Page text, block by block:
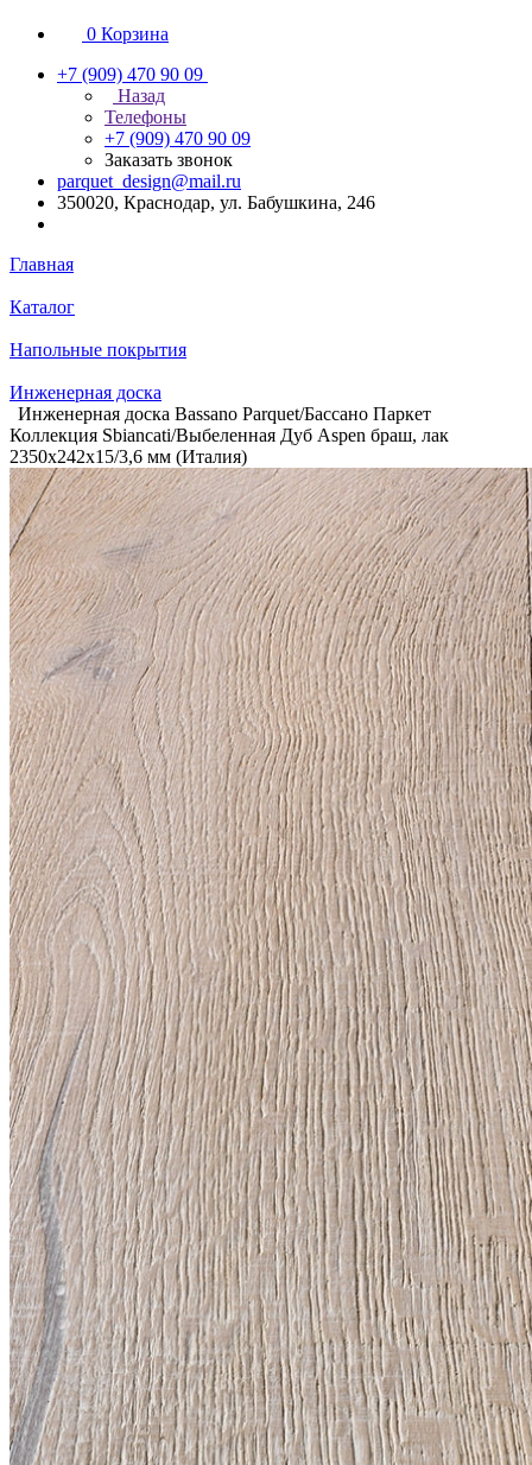
0 Корзина
+7 (909) 470 90 09
Назад
Телефоны
+7 (909) 470 90 09
Заказать звонок
parquet_design@mail.ru
350020, Краснодар, ул. Бабушкина, 246
Главная
Каталог
Напольные покрытия
Инженерная доска
Инженерная доска Bassano Parquet/Бассано Паркет
Коллекция Sbiancati/Выбеленная Дуб Aspen браш, лак
2350х242х15/3,6 мм (Италия)